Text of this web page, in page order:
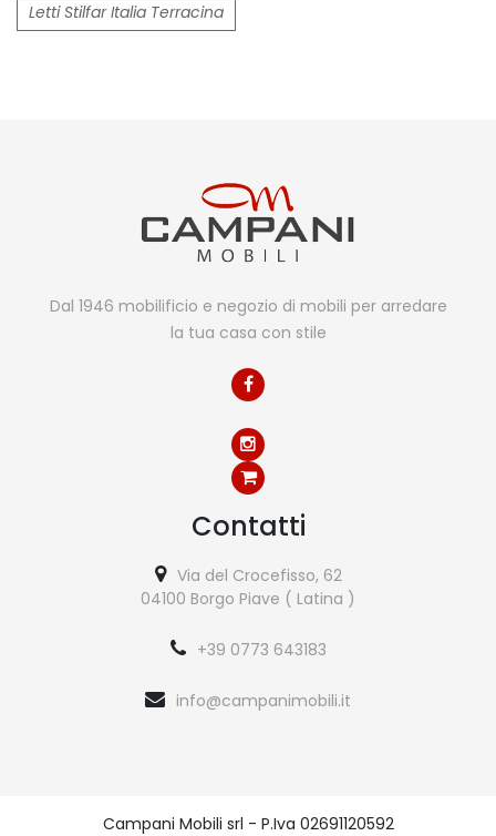
Letti Stilfar Italia Terracina
Dal 1946 mobilificio e negozio di mobili per arredare
la tua casa con stile
Contatti
Via del Crocefisso, 62
04100 Borgo Piave ( Latina )
+39 0773 643183
info@campanimobili.it
Campani Mobili srl - P.Iva 02691120592